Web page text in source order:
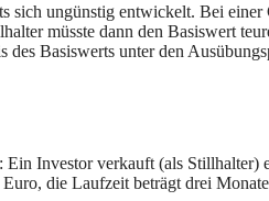
sich ungünstig entwickelt. Bei
müsste dann den Basiswert
Basiswerts unter den
Investor verkauft (als
die Laufzeit beträgt drei